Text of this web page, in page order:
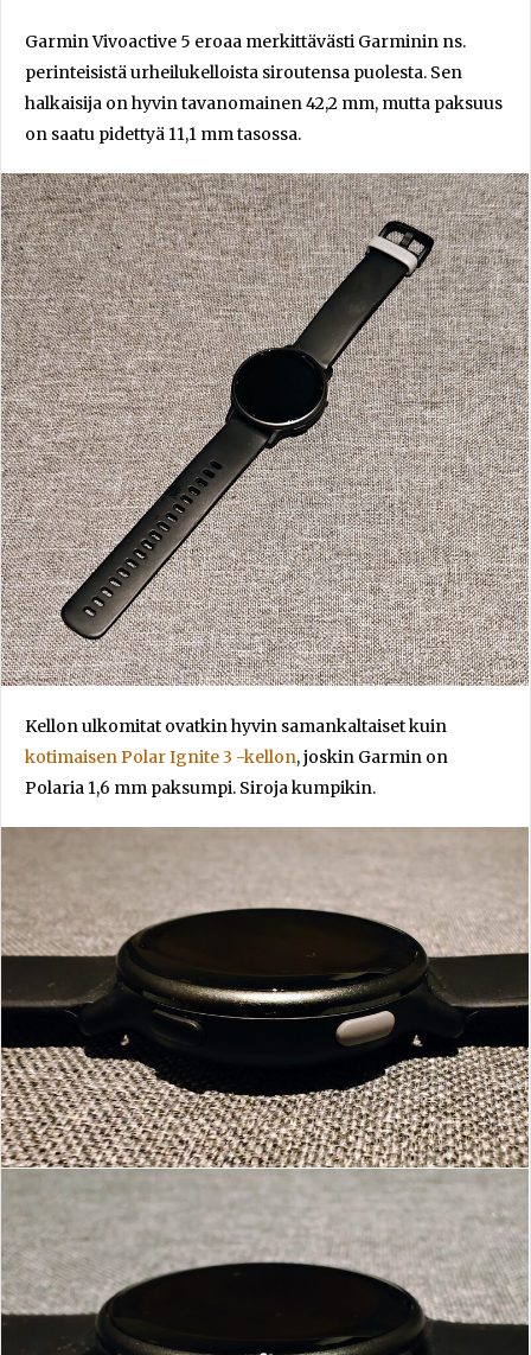
Garmin Vivoactive 5 eroaa merkittävästi Garminin ns.
perinteisistä urheilukelloista siroutensa puolesta. Sen
halkaisija on hyvin tavanomainen 42,2 mm, mutta paksuus
on saatu pidettyä 11,1 mm tasossa.
Kellon ulkomitat ovatkin hyvin samankaltaiset kuin
kotimaisen Polar Ignite 3 -kellon, joskin Garmin on
Polaria 1,6 mm paksumpi. Siroja kumpikin.